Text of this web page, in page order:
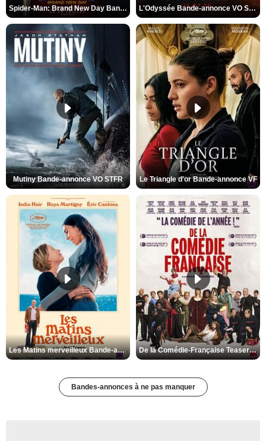
Spider-Man: Brand New Day Bande-annonce VO STFR L'Odyssée Bande-annonce VO STFR
Mutiny Bande-annonce VO STFR Le Triangle d'or Bande-annonce VF
Les Matins merveilleux Bande-annonce VF De la Comédie-Française Teaser VF
Bandes-annonces à ne pas manquer